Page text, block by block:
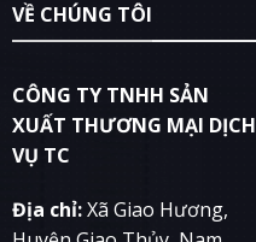
VỀ CHÚNG TÔI
CÔNG TY TNHH SẢN
XUẤT THƯƠNG MẠI DỊCH
VỤ TC
Địa chỉ:Xã Giao Hương,